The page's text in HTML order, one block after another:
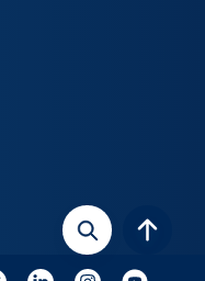
Rechercher